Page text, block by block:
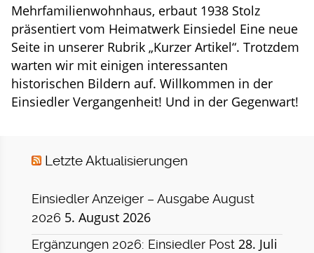
Mehrfamilienwohnhaus, erbaut 1938 Stolz
präsentiert vom Heimatwerk Einsiedel Eine neue
Seite in unserer Rubrik „Kurzer Artikel“. Trotzdem
warten wir mit einigen interessanten
historischen Bildern auf. Willkommen in der
Einsiedler Vergangenheit! Und in der Gegenwart!
Letzte Aktualisierungen
Einsiedler Anzeiger – Ausgabe August
2026 5. August 2026
Ergänzungen 2026: Einsiedler Post 28. Juli